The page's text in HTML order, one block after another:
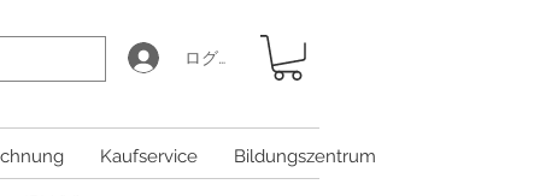
ログイン
Kaufservice Bildungszentrum